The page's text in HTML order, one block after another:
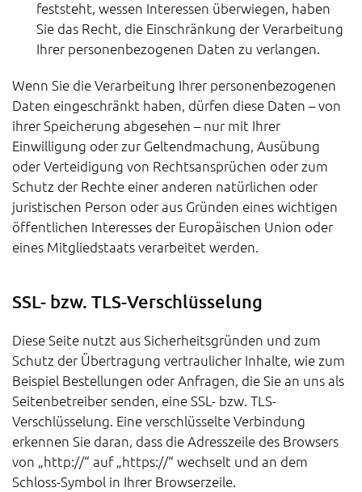
feststeht, wessen Interessen überwiegen, haben
Sie das Recht, die Einschränkung der Verarbeitung
Ihrer personenbezogenen Daten zu verlangen.
Wenn Sie die Verarbeitung Ihrer personenbezogenen
Daten eingeschränkt haben, dürfen diese Daten – von
ihrer Speicherung abgesehen – nur mit Ihrer
Einwilligung oder zur Geltendmachung, Ausübung
oder Verteidigung von Rechtsansprüchen oder zum
Schutz der Rechte einer anderen natürlichen oder
juristischen Person oder aus Gründen eines wichtigen
öffentlichen Interesses der Europäischen Union oder
eines Mitgliedstaats verarbeitet werden.
SSL- bzw. TLS-Verschlüsselung
Diese Seite nutzt aus Sicherheitsgründen und zum
Schutz der Übertragung vertraulicher Inhalte, wie zum
Beispiel Bestellungen oder Anfragen, die Sie an uns als
Seitenbetreiber senden, eine SSL- bzw. TLS-
Verschlüsselung. Eine verschlüsselte Verbindung
erkennen Sie daran, dass die Adresszeile des Browsers
von „http://“ auf „https://“ wechselt und an dem
Schloss-Symbol in Ihrer Browserzeile.